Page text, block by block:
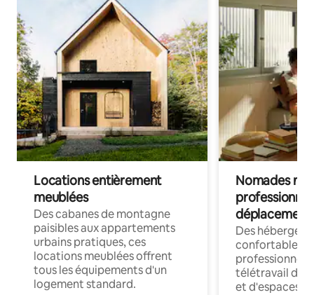
Locations entièrement
meublées
Des cabanes de montagne
paisibles aux appartements
urbains pratiques, ces
locations meublées offrent
tous les équipements d'un
logement standard.
Nomades
déplacement
Des
confortables
professionnels
télétravail
et d'espaces